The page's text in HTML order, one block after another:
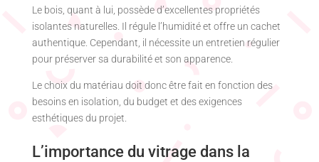
Le bois, quant à lui, possède d’excellentes propriétés
isolantes naturelles. Il régule l’humidité et offre un cachet
authentique. Cependant, il nécessite un entretien régulier
pour préserver sa durabilité et son apparence.
Le choix du matériau doit donc être fait en fonction des
besoins en isolation, du budget et des exigences
esthétiques du projet.
L’importance du vitrage dans la